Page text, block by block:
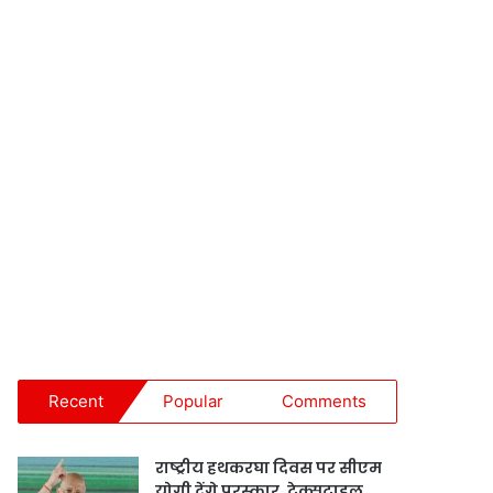
Recent Popular Comments
राष्ट्रीय हथकरघा दिवस पर सीएम